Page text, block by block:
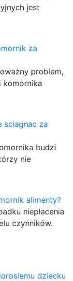
jest
za
problem,
komornika
sciagnac za
budzi
nie
alimenty?
niepłacenia
czynników.
dziecku